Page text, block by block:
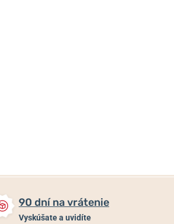
90 dní na vrátenie
Vyskúšate a uvidíte